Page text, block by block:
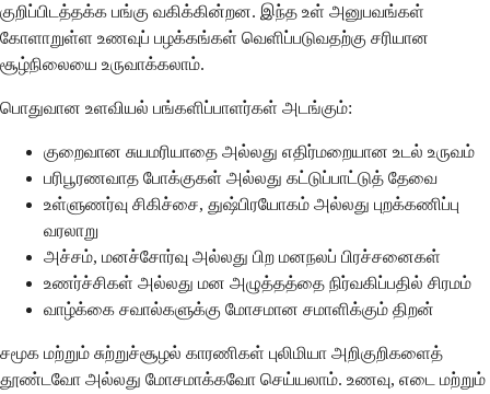
குறிப்பிடத்தக்க பங்கு வகிக்கின்றன. இந்த உள் அனுபவங்கள்
கோளாறுள்ள உணவுப் பழக்கங்கள் வெளிப்படுவதற்கு சரியான
சூழ்நிலையை உருவாக்கலாம்.
பொதுவான உளவியல் பங்களிப்பாளர்கள் அடங்கும்:
குறைவான சுயமரியாதை அல்லது எதிர்மறையான உடல் உருவம்
பரிபூரணவாத போக்குகள் அல்லது கட்டுப்பாட்டுத் தேவை
உள்ளுணர்வு சிகிச்சை, துஷ்பிரயோகம் அல்லது புறக்கணிப்பு
வரலாறு
அச்சம், மனச்சோர்வு அல்லது பிற மனநலப் பிரச்சனைகள்
உணர்ச்சிகள் அல்லது மன அழுத்தத்தை நிர்வகிப்பதில் சிரமம்
வாழ்க்கை சவால்களுக்கு மோசமான சமாளிக்கும் திறன்
சமூக மற்றும் சுற்றுச்சூழல் காரணிகள் புலிமியா அறிகுறிகளைத்
தூண்டவோ அல்லது மோசமாக்கவோ செய்யலாம். உணவு, எடை மற்றும்